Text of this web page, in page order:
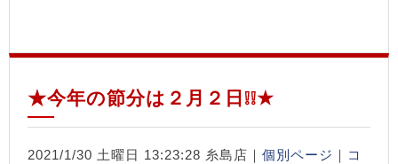
★今年の節分は２月２日❕❕★
2021/1/30 土曜日 13:23:28 糸島店｜ 個別ページ
コ